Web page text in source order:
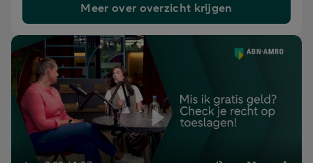
Meer over overzicht krijgen